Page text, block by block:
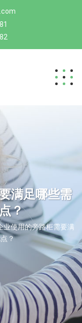
满足哪些需
？
业使用的旁路柜需要满
？